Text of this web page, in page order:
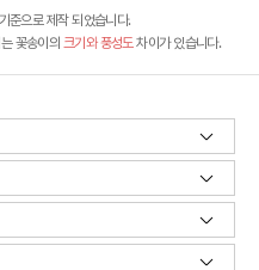
기준으로 제작 되었습니다.
꽃송이의 크기와 풍성도차이가 있습니다.